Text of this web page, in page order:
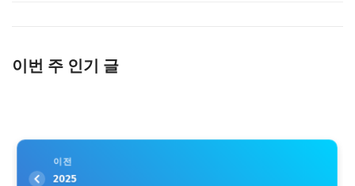
이번 주 인기 글
이전
2025